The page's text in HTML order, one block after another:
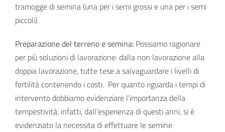
tramogge di semina (una per i semi grossi e una per i semi
piccoli).
Preparazione del terreno e semina: Possiamo ragionare
per più soluzioni di lavorazione: dalla non lavorazione alla
doppia lavorazione, tutte tese a salvaguardare i livelli di
fertilità contenendo i costi. Per quanto riguarda i tempi di
intervento dobbiamo evidenziare l’importanza della
tempestività, infatti, dall’esperienza di questi anni, si è
evidenziato la necessita di effettuare le semine